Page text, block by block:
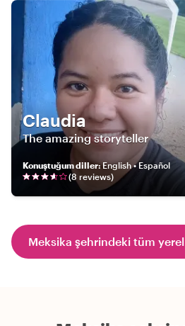
Claudia
The amazing storyteller
Konuştuğum diller:English • Español
(8 reviews)
Meksika şehrindeki tüm